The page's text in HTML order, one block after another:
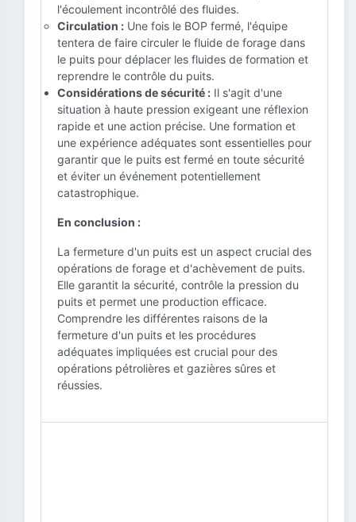
l'écoulement incontrôlé des fluides.
Circulation : Une fois le BOP fermé, l'équipe
tentera de faire circuler le fluide de forage dans
le puits pour déplacer les fluides de formation et
reprendre le contrôle du puits.
Considérations de sécurité : Il s'agit d'une
situation à haute pression exigeant une réflexion
rapide et une action précise. Une formation et
une expérience adéquates sont essentielles pour
garantir que le puits est fermé en toute sécurité
et éviter un événement potentiellement
catastrophique.
En conclusion :
La fermeture d'un puits est un aspect crucial des
opérations de forage et d'achèvement de puits.
Elle garantit la sécurité, contrôle la pression du
puits et permet une production efficace.
Comprendre les différentes raisons de la
fermeture d'un puits et les procédures
adéquates impliquées est crucial pour des
opérations pétrolières et gazières sûres et
réussies.